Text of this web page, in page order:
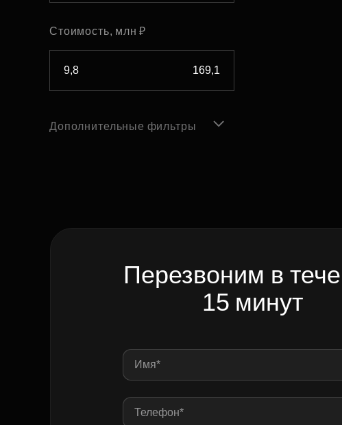
Стоимость, млн ₽
Дополнительные фильтры
Перезвоним в
15 минут